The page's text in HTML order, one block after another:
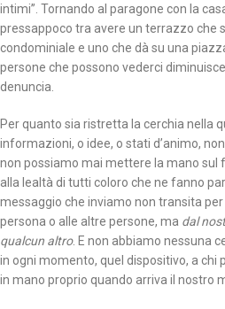
intimi”. Tornando al paragone con la
pressappoco tra avere un terrazzo che
condominiale e uno che dà su una
persone che possono vederci
denuncia.
Per quanto sia ristretta la cerchia nella
informazioni, o idee, o stati d’animo,
non possiamo mai mettere la mano sul
alla lealtà di tutti coloro che ne fanno
messaggio che inviamo non transita per
persona o alle altre persone, ma dal
qualcun altro. E non abbiamo nessuna
in ogni momento, quel dispositivo, a chi
in mano proprio quando arriva il nostro